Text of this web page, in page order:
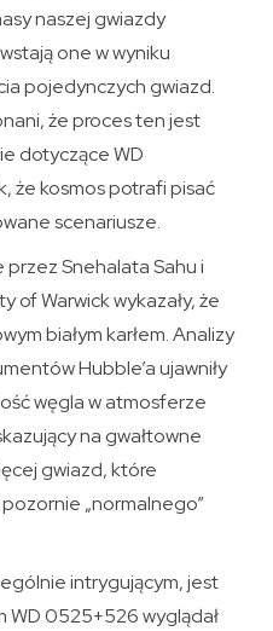
naszej gwiazdy
one w wyniku
pojedynczych gwiazd.
że proces ten jest
dotyczące WD
że kosmos potrafi pisać
scenariusze.
Snehalata Sahu i
of Warwick wykazały, że
białym karłem. Analizy
Hubble’a ujawniły
węgla w atmosferze
na gwałtowne
gwiazd, które
„normalnego”
intrygującym, jest
WD 0525+526 wyglądał